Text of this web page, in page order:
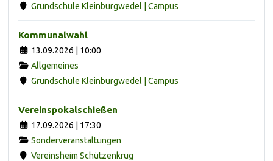
Grundschule Kleinburgwedel | Campus
Kommunalwahl
13.09.2026 | 10:00
Allgemeines
Grundschule Kleinburgwedel | Campus
Vereinspokalschießen
17.09.2026 | 17:30
Sonderveranstaltungen
Vereinsheim Schützenkrug